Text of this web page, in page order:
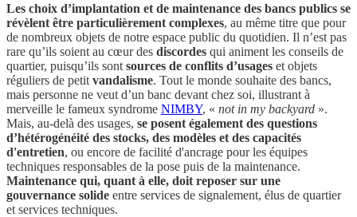
Les choix d’implantation et de maintenance des bancs publics se
révèlent être particulièrement complexes, au même titre que pour
de nombreux objets de notre espace public du quotidien. Il n’est pas
rare qu’ils soient au cœur des discordes qui animent les conseils de
quartier, puisqu’ils sont sources de conflits d’usages et objets
réguliers de petit vandalisme. Tout le monde souhaite des bancs,
mais personne ne veut d’un banc devant chez soi, illustrant à
merveille le fameux syndrome NIMBY, « not in my backyard ».
Mais, au-delà des usages, se posent également des questions
d’hétérogénéité des stocks, des modèles et des capacités
d'entretien, ou encore de facilité d'ancrage pour les équipes
techniques responsables de la pose puis de la maintenance.
Maintenance qui, quant à elle, doit reposer sur une
gouvernance solide entre services de signalement, élus de quartier
et services techniques.